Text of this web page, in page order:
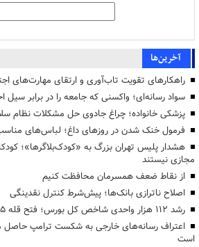
آخرین‌ها
راهکارهای تقویت تاب‌آوری و ارتقای مهارت‌های
سواد رسانه‌ای؛ واکسنی که جامعه را در برابر سیل
پزشکی خانواده؛ چراغ جادوی حل مشکلات نظام
فرمول خنک شدن در روزهای داغ؛ لباس‌های مناسب
هشدار پلیس تهران بزرگ به «کودک‌بلاگرها»؛
مجازی نیستند
از نقاط ضعف همسرمان محافظت کنیم
اصلاح ناترازی بانک‌ها؛ پیش‌شرط کنترل نقدینگی
رشد ۱۱۲ هزار واحدی شاخص کل بورس؛ فتح قله ۵.۵ میلیون واحدی
اعتراف رسانه‌های خارجی به شکست ترامپ حاصل
است